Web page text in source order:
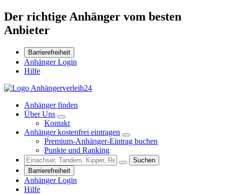
Der richtige Anhänger vom besten
Anbieter
Barrierefreiheit
Anhänger Login
Hilfe
Anhänger finden
Über Uns
Kontakt
Anhänger kostenfrei eintragen
Premium-Anhänger-Eintrag buchen
Punkte und Ranking
Suchen
Barrierefreiheit
Anhänger Login
Hilfe